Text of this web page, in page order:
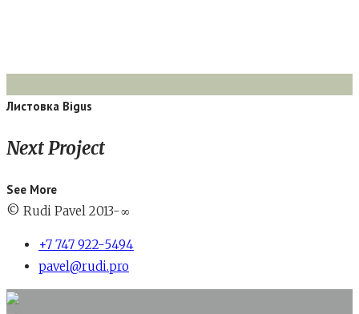
Листовка Bigus
Next Project
See More
© Rudi Pavel 2013-∞
+7 747 922-5494
pavel@rudi.pro